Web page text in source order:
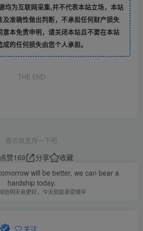
均为互联网采集,并不代表本站立场，本站
准确性做出判断，不承担任何财产损失
本免责申明，请关闭本站且不要在本站
的任何损失由您个人承担。
THE END
喜欢就支持一下吧
点赞169 分享
收藏
will be better, we can bear a
hardship today.
信明天会更好，今天就能承受艰辛
关注